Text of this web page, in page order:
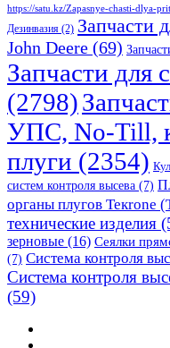
https://satu.kz/Zapasnye-chasti-dlya-
Дезинвазия (2) Запчасти
John Deere (69)
Запчасти для
(2798)
УПС, No-Till,
плуги (2354)
систем контроля высева (7)
органы плугов Текrоne
технические изделия
зерновые (16) Сеялки
(7) Система контроля
Система контроля
(59)